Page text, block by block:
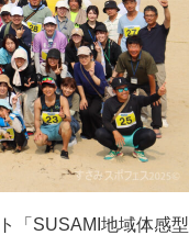
「SUSAMI地域体感型